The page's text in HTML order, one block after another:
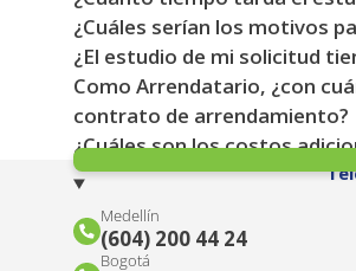
¿Cuáles serían los motivos
¿El estudio de mi solicitud
Como Arrendatario, ¿con
contrato de arrendamiento?
¿Cuáles son los costos
Medellín
(604) 200 44 24
Bogotá